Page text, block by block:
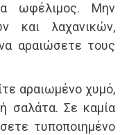
ωφέλιμος. Μην
και λαχανικών,
αραιώσετε τους
αραιωμένο χυμό,
σαλάτα. Σε καμία
τυποποιημένο